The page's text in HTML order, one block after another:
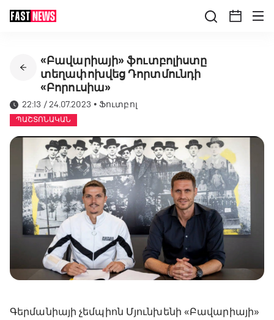
«Բավարիայի» ֆուտբոլիստը
տեղափոխվեց Դորտմունդի
«Բորուսիա»
22:13 / 24.07.2023 •Ֆուտբոլ
ՊԱՇՏՈՆԱԿԱՆ
Գերմանիայի չեմպիոն Մյունխենի «Բավարիայի»